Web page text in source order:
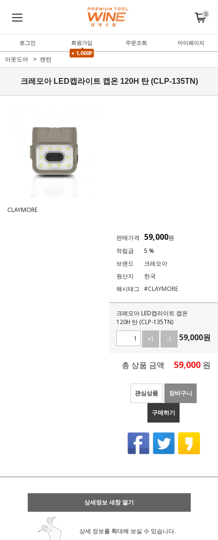
0
로그인
회원가입
+ 1,000P
주문조회 마이페이지
아웃도어 랜턴
크레모아 LED캡라이트 캡온 120H 탄 (CLP-135TN)
CLAYMORE
판매가격 59,000원
적립금
5 %
브랜드
크레모아
원산지
한국
해시태그 #CLAYMORE
크레모아 LED캡라이트 캡온
120H 탄 (CLP-135TN)
+1 -1 59,000원
총 상품 금액 59,000 원
관심상품 장바구니
구매하기
상세정보 새창 열기
상세 정보를 확대해 보실 수 있습니다.